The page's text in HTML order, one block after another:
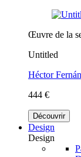
Œuvre de la
Untitled
Héctor
444 €
Découvrir
Design
Design